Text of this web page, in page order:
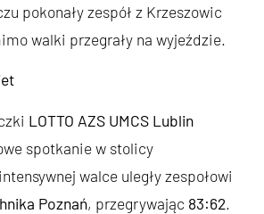
pokonały zespół z Krzeszowic
walki przegrały na wyjeździe.
LOTTO AZS UMCS Lublin
spotkanie w stolicy
walce uległy zespołowi
Poznań, przegrywając 83:62.